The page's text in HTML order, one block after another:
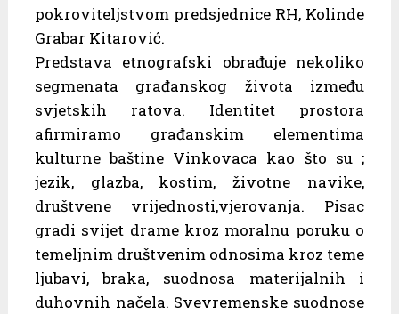
pokroviteljstvom predsjednice RH, Kolinde
Grabar Kitarović.
Predstava etnografski obrađuje nekoliko
segmenata građanskog života između
svjetskih ratova. Identitet prostora
afirmiramo građanskim elementima
kulturne baštine Vinkovaca kao što su ;
jezik, glazba, kostim, životne navike,
društvene vrijednosti,vjerovanja. Pisac
gradi svijet drame kroz moralnu poruku o
temeljnim društvenim odnosima kroz teme
ljubavi, braka, suodnosa materijalnih i
duhovnih načela. Svevremenske suodnose